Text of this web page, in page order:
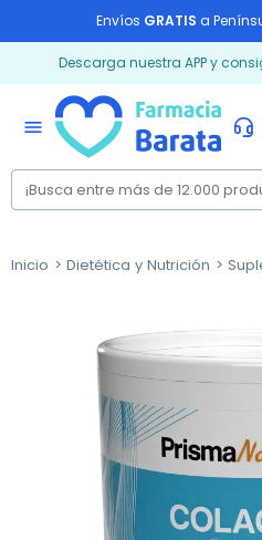
Envíos GRATIS a
Descarga nuestra APP y
menu
Inicio Dietética y Nutrición